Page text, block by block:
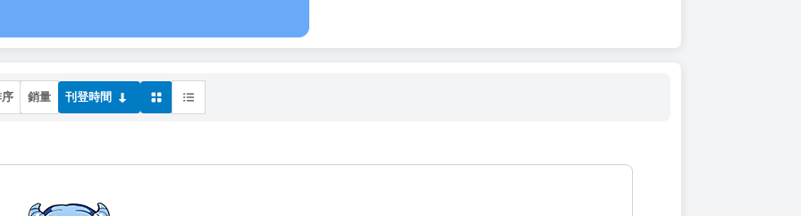
銷量 刊登時間